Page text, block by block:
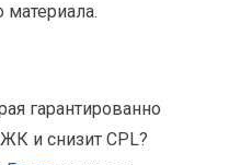
материала.
гарантированно
и снизит CPL?